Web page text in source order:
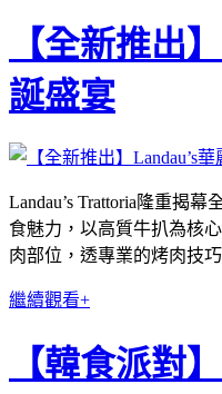
【全新推出
誕盛宴
Landau’s Trattoria隆重揭幕
食魅力，以高質牛扒為核
肉部位，透專業的烤肉技
繼續觀看+
【韓食派對